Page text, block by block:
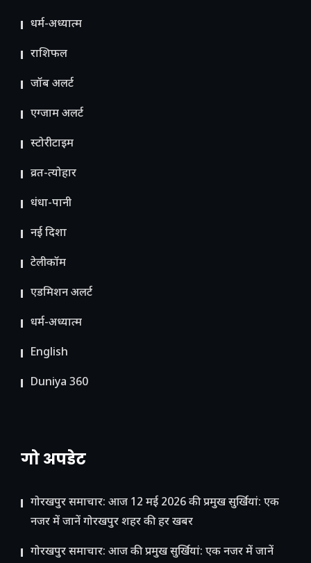
धर्म-अध्यात्म
राशिफल
जॉब अलर्ट
एग्जाम अलर्ट
स्टोरीटाइम
व्रत-त्योहार
धंधा-पानी
नई दिशा
टेलीकॉम
ए​डमिशन अलर्ट
धर्म-अध्यात्म
English
Duniya 360
गो अपडेट
गोरखपुर समाचार: आज 12 मई 2026 की प्रमुख सुर्खियां: एक
नजर में जानें गोरखपुर शहर की हर खबर
गोरखपुर समाचार: आज की प्रमुख सुर्खियां: एक नजर में जानें